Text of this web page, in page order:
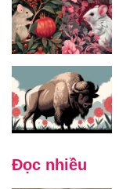
Đọc nhiều